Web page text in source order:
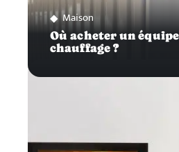
Maison
Où acheter un
chauffage ?